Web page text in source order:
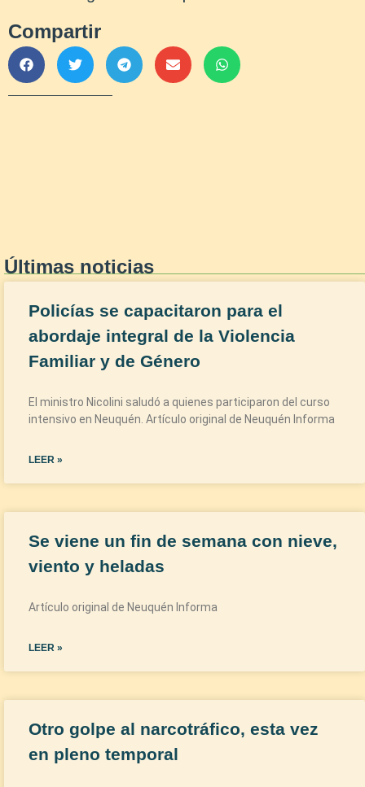
Compartir
Últimas noticias
Policías se capacitaron para el
abordaje integral de la Violencia
Familiar y de Género
El ministro Nicolini saludó a quienes participaron del curso
intensivo en Neuquén. Artículo original de Neuquén Informa
LEER »
Se viene un fin de semana con nieve,
viento y heladas
Artículo original de Neuquén Informa
LEER »
Otro golpe al narcotráfico, esta vez
en pleno temporal